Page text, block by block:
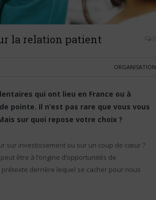
la relation patient 0
ORGANISATION
qui ont lieu en France ou à
pointe. Il n’est pas rare que vous vous
sur quoi repose votre choix ?
sur investissement ou sur un coup de cœur ?
peut être à l’origine d’opportunités de
prétexte derrière lequel se cacher pour nous